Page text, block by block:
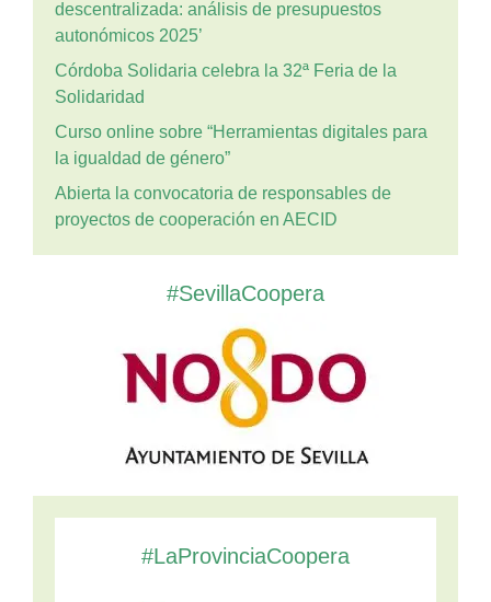
descentralizada: análisis de presupuestos
autonómicos 2025’
Córdoba Solidaria celebra la 32ª Feria de la
Solidaridad
Curso online sobre “Herramientas digitales para
la igualdad de género”
Abierta la convocatoria de responsables de
proyectos de cooperación en AECID
#SevillaCoopera
#LaProvinciaCoopera